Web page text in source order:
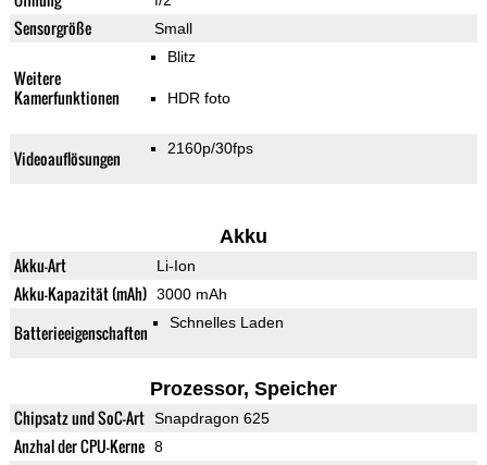
Sensorgröße Small
Weitere
Kamerfunktionen
Blitz
HDR foto
Videoauflösungen 2160p/30fps
Akku
Akku-Art Li-Ion
Akku-Kapazität (mAh) 3000 mAh
Batterieeigenschaften Schnelles Laden
Prozessor, Speicher
Chipsatz und SoC-Art Snapdragon 625
Anzhal der CPU-Kerne 8